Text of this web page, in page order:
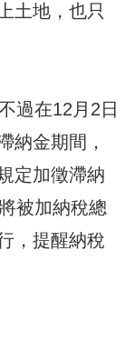
土地，也只
過在12月2日
納金期間，
定加徵滯納
被加納稅總
，提醒納稅